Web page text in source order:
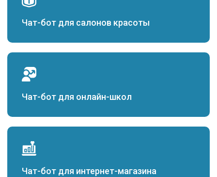
Чат-бот для салонов красоты
Чат-бот для онлайн-школ
Чат-бот для интернет-магазина